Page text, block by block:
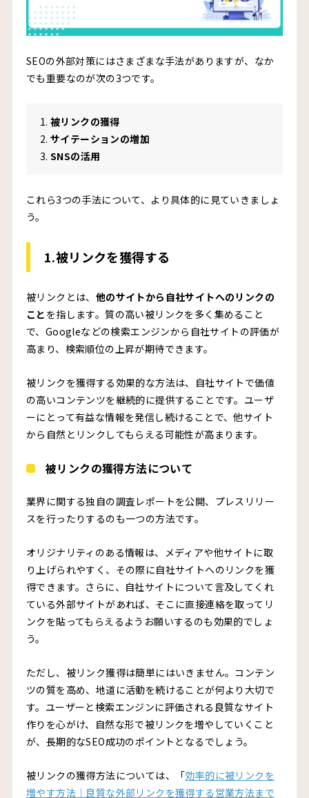
SEOの外部対策にはさまざまな手法がありますが、なか
でも重要なのが次の3つです。
被リンクの獲得
サイテーションの増加
SNSの活用
これら3つの手法について、より具体的に見ていきましょ
う。
1.被リンクを獲得する
被リンクとは、 他のサイトから自社サイトへのリンクの
こと を指します。質の高い被リンクを多く集めること
で、Googleなどの検索エンジンから自社サイトの評価が
高まり、検索順位の上昇が期待できます。
被リンクを獲得する効果的な方法は、自社サイトで価値
の高いコンテンツを継続的に提供することです。ユーザ
ーにとって有益な情報を発信し続けることで、他サイト
から自然とリンクしてもらえる可能性が高まります。
被リンクの獲得方法について
業界に関する独自の調査レポートを公開、プレスリリー
スを行ったりするのも一つの方法です。
オリジナリティのある情報は、メディアや他サイトに取
り上げられやすく、その際に自社サイトへのリンクを獲
得できます。さらに、自社サイトについて言及してくれ
ている外部サイトがあれば、そこに直接連絡を取ってリ
ンクを貼ってもらえるようお願いするのも効果的でしょ
う。
ただし、被リンク獲得は簡単にはいきません。コンテン
ツの質を高め、地道に活動を続けることが何より大切で
す。ユーザーと検索エンジンに評価される良質なサイト
作りを心がけ、自然な形で被リンクを増やしていくこと
が、長期的なSEO成功のポイントとなるでしょう。
被リンクの獲得方法については、「効率的に被リンクを
増やす方法｜良質な外部リンクを獲得する営業方法まで